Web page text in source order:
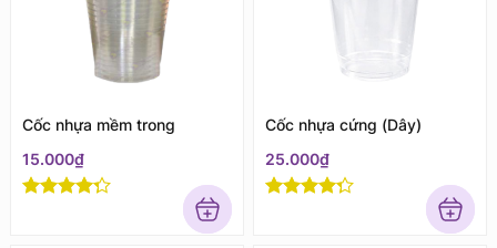
Cốc nhựa mềm trong
15.000₫
Cốc nhựa cứng (Dây)
25.000₫